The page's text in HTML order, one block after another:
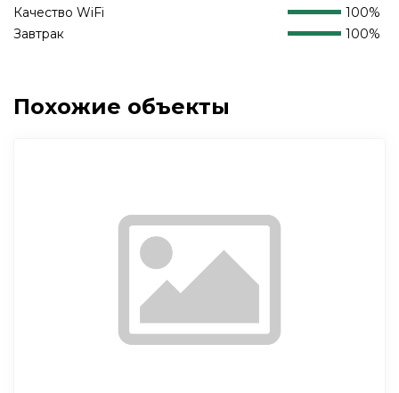
Качество WiFi
100%
Завтрак
100%
Похожие объекты